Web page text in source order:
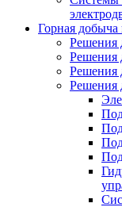
Горная добыча
Решения
Решения
Решения
Решения